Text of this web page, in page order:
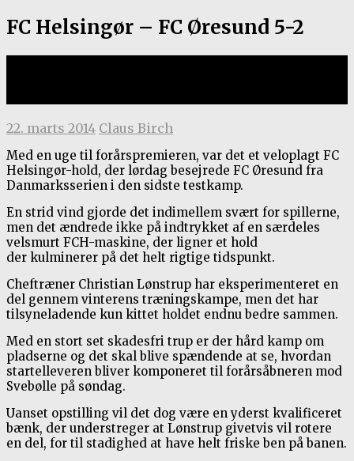
FC Helsingør – FC Øresund 5-2
22. marts 2014 Claus Birch
Med en uge til forårspremieren, var det et veloplagt FC
Helsingør-hold, der lørdag besejrede FC Øresund fra
Danmarksserien i den sidste testkamp.
En strid vind gjorde det indimellem svært for spillerne,
men det ændrede ikke på indtrykket af en særdeles
velsmurt FCH-maskine, der ligner et hold
der kulminerer på det helt rigtige tidspunkt.
Cheftræner Christian Lønstrup har eksperimenteret en
del gennem vinterens træningskampe, men det har
tilsyneladende kun kittet holdet endnu bedre sammen.
Med en stort set skadesfri trup er der hård kamp om
pladserne og det skal blive spændende at se, hvordan
startelleveren bliver komponeret til forårsåbneren mod
Svebølle på søndag.
Uanset opstilling vil det dog være en yderst kvalificeret
bænk, der understreger at Lønstrup givetvis vil rotere
en del, for til stadighed at have helt friske ben på banen.